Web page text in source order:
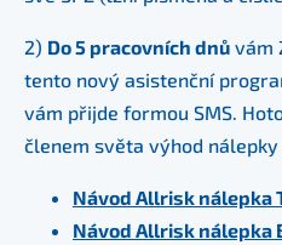
2) Do 5 pracovních dnů vám
tento nový asistenční
vám přijde formou SMS.
členem světa výhod
Návod Allrisk nálepka
Návod Allrisk nálepka